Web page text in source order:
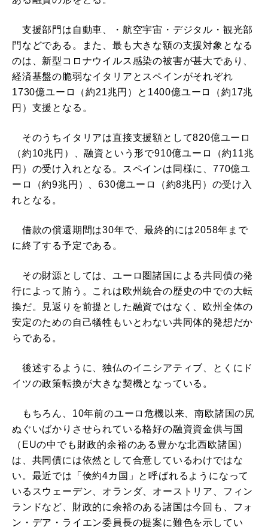
支援部門は自動車、・航空宇宙・デジタル・観光部
門などである。また、最も大きな額の支援対象となる
のは、新型コロナウイルス感染の被害が甚大であり、
経済基盤の脆弱なイタリアとスペインがそれぞれ
1730億ユーロ（約21兆円）と1400億ユーロ（約17兆
円）支援となる。
そのうちイタリアは直接支援額として820億ユーロ
（約10兆円）、融資という形で910億ユーロ（約11兆
円）の受け入れとなる。スペインは同様に、770億ユ
ーロ（約9兆円）、630億ユーロ（約8兆円）の受け入
れとなる。
借款の償還期間は30年で、最終的には2058年まで
に終了する予定である。
その財源としては、ユーロ圏諸国による共同債の発
行によって賄う。これは欧州統合の歴史の中での大転
換だ。見返りを前提とした融資ではなく、欧州全体の
安定のための自己犠牲もいとわない共同体的発想だか
らである。
後述するように、独仏のイニシアティブ、とくにド
イツの政策転換が大きな契機となっている。
もちろん、10年前のユーロ危機以来、南欧諸国の尻
ぬぐいばかりさせられている格好の融資資金供与国
（EUの中でも財政的余裕のある豊かな北西欧諸国）
は、共同債には依然として合意しているわけではな
い。最近では「倹約4カ国」と呼ばれるようになって
いるスウェーデン、オランダ、オーストリア、フィン
ランドなど、財政的に余裕のある諸国は今回も、フォ
ン・デア・ライエン委員長の提案に難色を示してい